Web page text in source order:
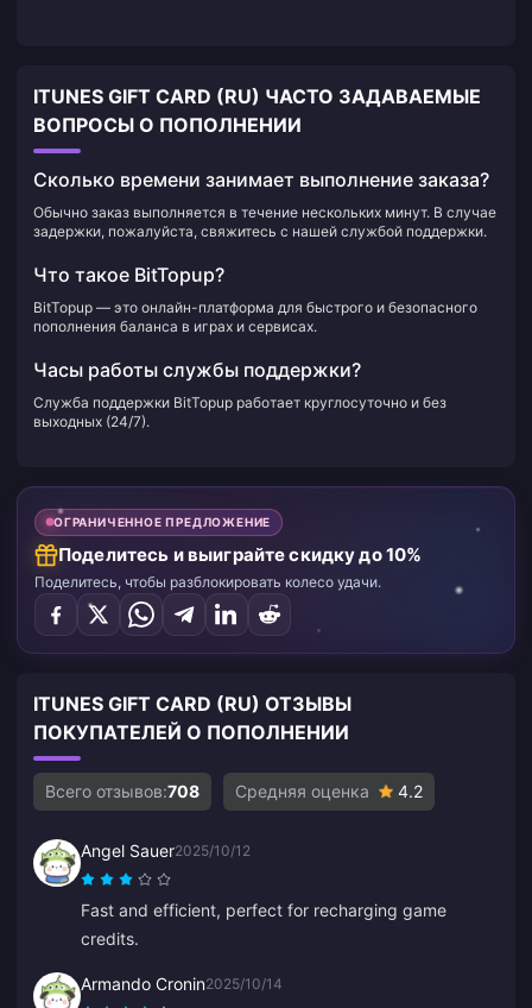
ITUNES GIFT CARD (RU) ЧАСТО ЗАДАВАЕМЫЕ
ВОПРОСЫ О ПОПОЛНЕНИИ
Сколько времени занимает выполнение заказа?
Обычно заказ выполняется в течение нескольких минут. В случае
задержки, пожалуйста, свяжитесь с нашей службой поддержки.
Что такое BitTopup?
BitTopup — это онлайн-платформа для быстрого и безопасного
пополнения баланса в играх и сервисах.
Часы работы службы поддержки?
Служба поддержки BitTopup работает круглосуточно и без
выходных (24/7).
ОГРАНИЧЕННОЕ ПРЕДЛОЖЕНИЕ
Поделитесь и выиграйте скидку до 10%
Поделитесь, чтобы разблокировать колесо удачи.
ITUNES GIFT CARD (RU) ОТЗЫВЫ
ПОКУПАТЕЛЕЙ О ПОПОЛНЕНИИ
Всего отзывов:708 Средняя оценка 4.2
Angel Sauer2025/10/12
Fast and efficient, perfect for recharging game
credits.
Armando Cronin2025/10/14